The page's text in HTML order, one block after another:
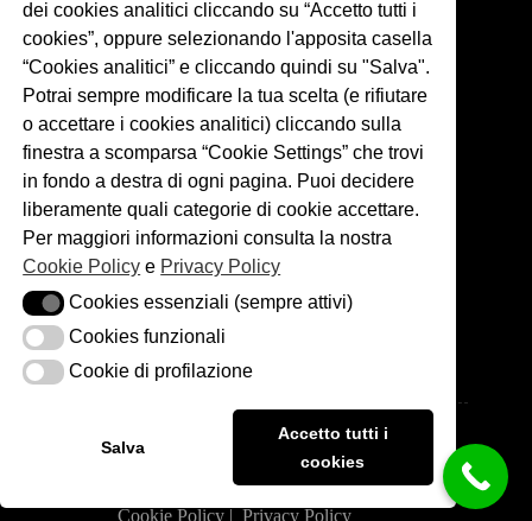
Links
Matrimoni
Chi sono
Blog
Copyright © 2026 - Matteo Cuzzola Photography. P.IVA:
06526530966
Cookie Policy| Privacy Policy
dei cookies analitici cliccando su “Accetto tutti i
cookies”, oppure selezionando l'apposita casella
“Cookies analitici” e cliccando quindi su "Salva".
Potrai sempre modificare la tua scelta (e rifiutare
o accettare i cookies analitici) cliccando sulla
finestra a scomparsa “Cookie Settings” che trovi
in fondo a destra di ogni pagina. Puoi decidere
liberamente quali categorie di cookie accettare.
Per maggiori informazioni consulta la nostra
Cookie Policy e Privacy Policy
Cookies essenziali (sempre attivi)
Cookies essenziali (sempre attivi)
Cookies funzionali
Cookies funzionali
Cookie di profilazione
Cookie di profilazione
Salva
Accetto tutti i
cookies